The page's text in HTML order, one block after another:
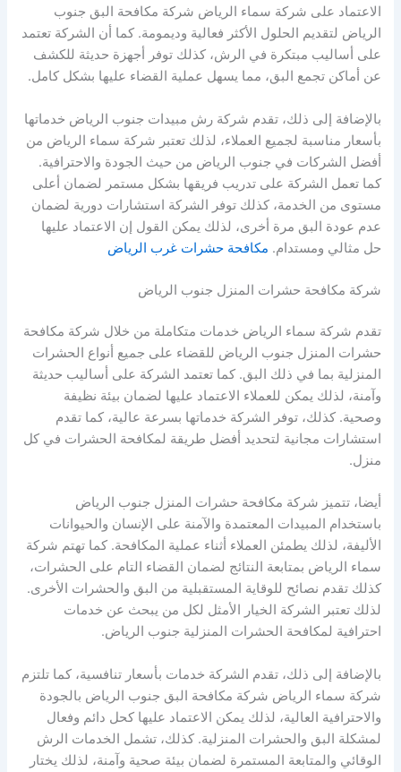
الاعتماد على شركة سماء الرياض شركة مكافحة البق جنوب
الرياض لتقديم الحلول الأكثر فعالية وديمومة. كما أن الشركة تعتمد
على أساليب مبتكرة في الرش، كذلك توفر أجهزة حديثة للكشف
عن أماكن تجمع البق، مما يسهل عملية القضاء عليها بشكل كامل.
بالإضافة إلى ذلك، تقدم شركة رش مبيدات جنوب الرياض خدماتها
بأسعار مناسبة لجميع العملاء، لذلك تعتبر شركة سماء الرياض من
أفضل الشركات في جنوب الرياض من حيث الجودة والاحترافية.
كما تعمل الشركة على تدريب فريقها بشكل مستمر لضمان أعلى
مستوى من الخدمة، كذلك توفر الشركة استشارات دورية لضمان
عدم عودة البق مرة أخرى، لذلك يمكن القول إن الاعتماد عليها
حل مثالي ومستدام. مكافحة حشرات غرب الرياض
شركة مكافحة حشرات المنزل جنوب الرياض
تقدم شركة سماء الرياض خدمات متكاملة من خلال شركة مكافحة
حشرات المنزل جنوب الرياض للقضاء على جميع أنواع الحشرات
المنزلية بما في ذلك البق. كما تعتمد الشركة على أساليب حديثة
وآمنة، لذلك يمكن للعملاء الاعتماد عليها لضمان بيئة نظيفة
وصحية. كذلك، توفر الشركة خدماتها بسرعة عالية، كما تقدم
استشارات مجانية لتحديد أفضل طريقة لمكافحة الحشرات في كل
منزل.
أيضا، تتميز شركة مكافحة حشرات المنزل جنوب الرياض
باستخدام المبيدات المعتمدة والآمنة على الإنسان والحيوانات
الأليفة، لذلك يطمئن العملاء أثناء عملية المكافحة. كما تهتم شركة
سماء الرياض بمتابعة النتائج لضمان القضاء التام على الحشرات،
كذلك تقدم نصائح للوقاية المستقبلية من البق والحشرات الأخرى.
لذلك تعتبر الشركة الخيار الأمثل لكل من يبحث عن خدمات
احترافية لمكافحة الحشرات المنزلية جنوب الرياض.
بالإضافة إلى ذلك، تقدم الشركة خدمات بأسعار تنافسية، كما تلتزم
شركة سماء الرياض شركة مكافحة البق جنوب الرياض بالجودة
والاحترافية العالية، لذلك يمكن الاعتماد عليها كحل دائم وفعال
لمشكلة البق والحشرات المنزلية. كذلك، تشمل الخدمات الرش
الوقائي والمتابعة المستمرة لضمان بيئة صحية وآمنة، لذلك يختار